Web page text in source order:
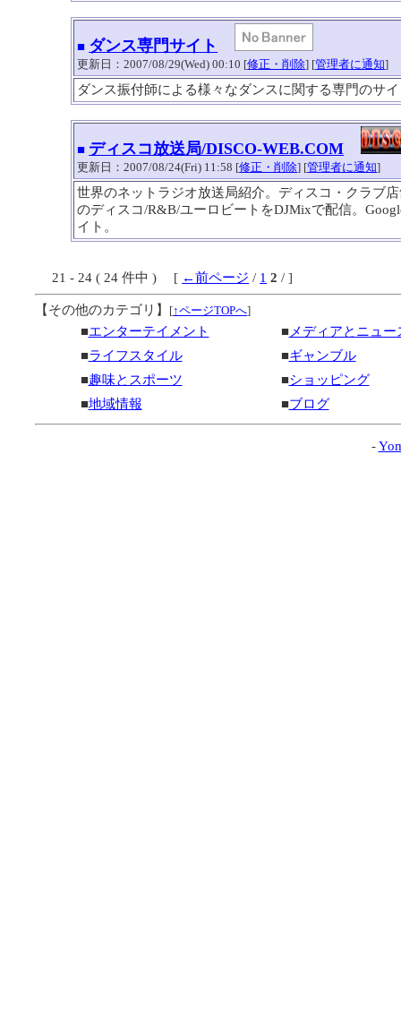
■ ダンス専門サイト
更新日：2007/08/29(Wed) 00:10 [修正・削除] [管理者に通知]
ダンス振付師による様々なダンスに関する専門のサ
■ ディスコ放送局/DISCO-WEB.COM
更新日：2007/08/24(Fri) 11:58 [修正・削除] [管理者に通知]
世界のネットラジオ放送局紹介。ディスコ・クラブ
のディスコ/R&B/ユーロビートをDJMixで配信。
イト。
21 - 24 ( 24 件中 ) [ ←前ページ / 1 2 / ]
【その他のカテゴリ】 [↑ページTOPへ]
■エンターテイメント ■メディアとニュー
■ライフスタイル ■ギャンブル
■趣味とスポーツ ■ショッピング
■地域情報 ■ブログ
-